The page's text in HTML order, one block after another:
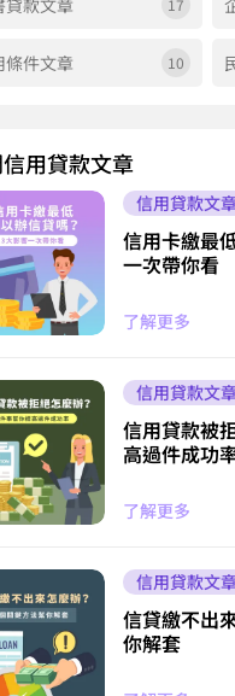
貸款文章 17
條件文章 10
用貸款文章
信用貸款文
信用卡繳最
一次帶你看
了解更多
信用貸款文
信用貸款被
高過件成功
了解更多
信用貸款文
信貸繳不出
你解套